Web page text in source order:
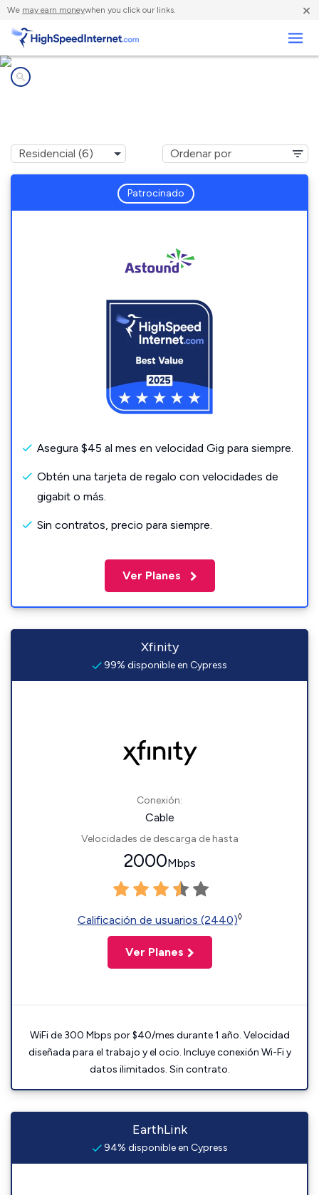
We may earn moneywhen you click our links. ×
Patrocinado
Asegura $45 al mes en velocidad Gig para siempre.
Obtén una tarjeta de regalo con velocidades de
gigabit o más.
Sin contratos, precio para siempre.
Ver Planes
Xfinity
99% disponible en Cypress
Conexión:
Cable
Velocidades de descarga de hasta
2000Mbps
Calificación de usuarios (2440)◊
Ver Planes
WiFi de 300 Mbps por $40/mes durante 1 año. Velocidad
diseñada para el trabajo y el ocio. Incluye conexión Wi-Fi y
datos ilimitados. Sin contrato.
EarthLink
94% disponible en Cypress